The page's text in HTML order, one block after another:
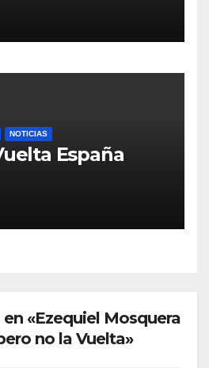
NOTICIAS
España
«Ezequiel Mosquera
no la Vuelta»